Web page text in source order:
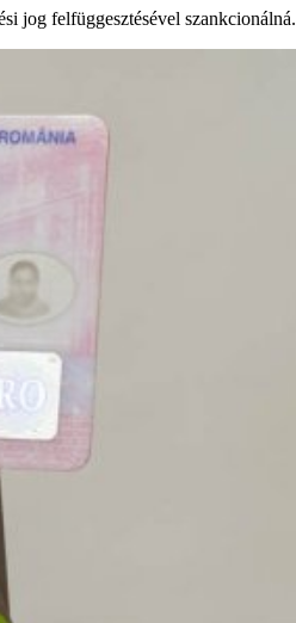
jog felfüggesztésével szankcionálná.